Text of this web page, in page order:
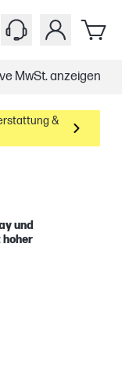
MwSt. anzeigen
Lieben oder 100-Tage zurückgeben – volle Rückerstattung &
und
hoher